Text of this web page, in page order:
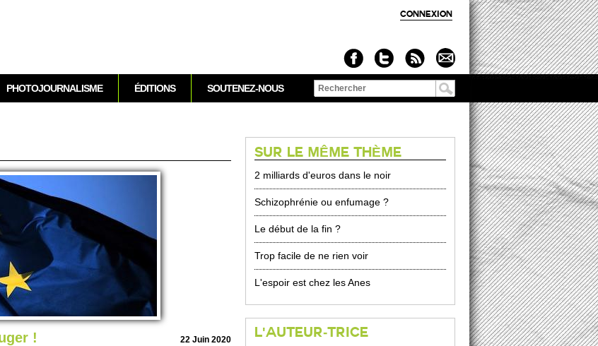
CONNEXION
! 22 Juin 2020
PHOTOJOURNALISME ÉDITIONS SOUTENEZ-NOUS
Formulaire de
SUR LE MÊME THÈME
2 milliards d'euros dans le noir
Schizophrénie ou enfumage ?
Le début de la fin ?
Trop facile de ne rien voir
L'espoir est chez les Anes
L'AUTEUR-TRICE